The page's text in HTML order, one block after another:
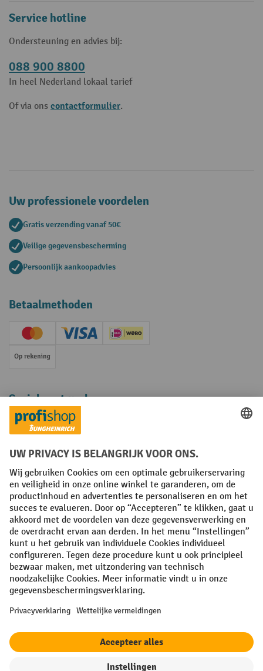
Service hotline
Ondersteuning en advies bij:
088 900 8800
In heel Nederland lokaal tarief
Of via ons contactformulier.
Uw professionele voordelen
Gratis verzending vanaf 50€
Veilige gegevensbescherming
Persoonlijk aankoopadvies
Betaalmethoden
Creditcard (Master)Creditcard (Visa)iDEAL | Wero
Op rekening
Sociale netwerken
Facebook
YouTube
LinkedInInstagram
Algemene leveringsvoorwaarden Copyright
Privacyverklaring Privacy Instellingen
All prices excl. VAT plusshipping costs and possible delivery charges,
if not stated otherwise.
¹ De korting is geldig zolang de voorraad strekt. De korting is niet van
toepassing op speciale prijzen. Een combinatie met andere
procentuele kortingen of vouchers is niet mogelijk. | ² De korting
nieuwsbrief. De voucher is 10 dagen geldig en kan online worden
korting varieert per productcategorie en is maximaal 10%. Elektrische
pallettrucks, elektrische stapelaars, elektrische heftrucks en